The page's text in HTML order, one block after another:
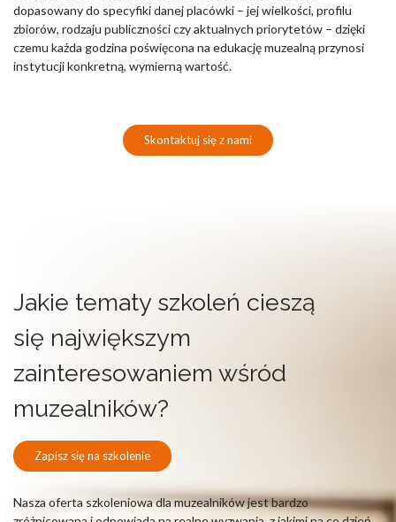
dopasowany do specyfiki danej placówki – jej wielkości, profilu
zbiorów, rodzaju publiczności czy aktualnych priorytetów – dzięki
czemu każda godzina poświęcona na edukację muzealną przynosi
instytucji konkretną, wymierną wartość.
Skontaktuj się z nami
Jakie tematy szkoleń cieszą
się największym
zainteresowaniem wśród
muzealników?
Zapisz się na szkolenie
Nasza oferta szkoleniowa dla muzealników jest bardzo